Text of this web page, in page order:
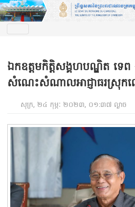
ឯកឧត្តមកិត្តិសង្គហបណ្ឌិត ទេ
សំណេះសំណាលអាជ្ញាធរស្រុក
សុក្រ, ២៤ កុម្ភៈ ២០២៣, ០១:៣៧ ល្ងាច